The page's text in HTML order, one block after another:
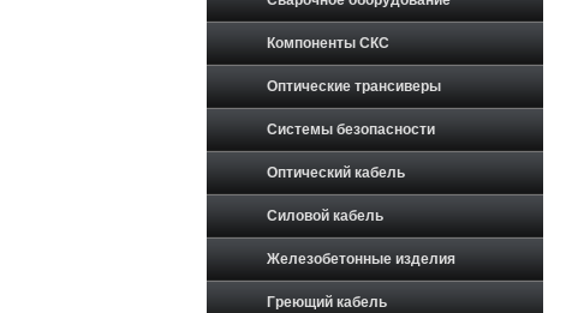
Компоненты СКС
Оптические трансиверы
Системы безопасности
Оптический кабель
Силовой кабель
Железобетонные изделия
Греющий кабель